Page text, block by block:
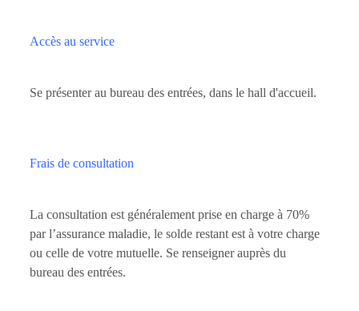
Accès au service
Se présenter au bureau des entrées, dans le hall d'accueil.
Frais de consultation
La consultation est généralement prise en charge à 70%
par l’assurance maladie, le solde restant est à votre charge
ou celle de votre mutuelle. Se renseigner auprès du
bureau des entrées.